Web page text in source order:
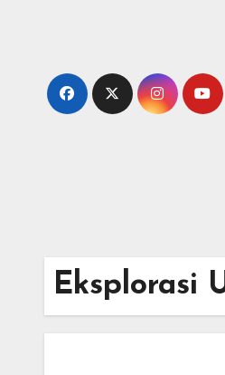
Eksplorasi